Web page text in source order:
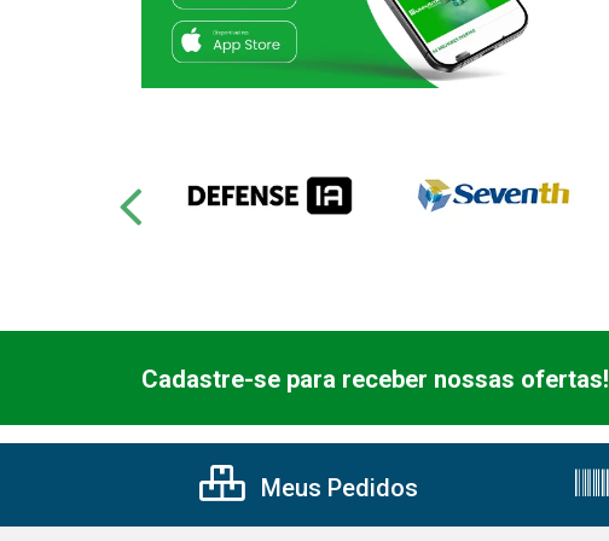
Cadastre-se para receber nossas ofertas!
Meus Pedidos